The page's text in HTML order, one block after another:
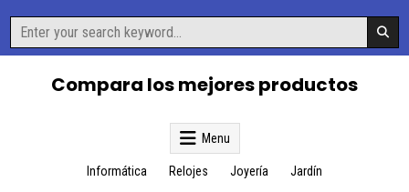
content
Search
for:
Compara los mejores productos
Menu
Informática Relojes Joyería Jardín